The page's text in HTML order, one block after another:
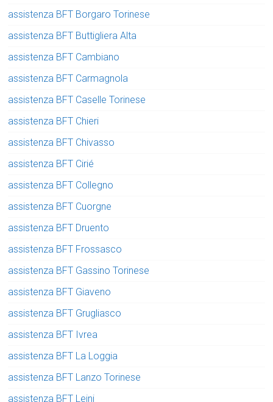
assistenza BFT Borgaro Torinese
assistenza BFT Buttigliera Alta
assistenza BFT Cambiano
assistenza BFT Carmagnola
assistenza BFT Caselle Torinese
assistenza BFT Chieri
assistenza BFT Chivasso
assistenza BFT Cirié
assistenza BFT Collegno
assistenza BFT Cuorgne
assistenza BFT Druento
assistenza BFT Frossasco
assistenza BFT Gassino Torinese
assistenza BFT Giaveno
assistenza BFT Grugliasco
assistenza BFT Ivrea
assistenza BFT La Loggia
assistenza BFT Lanzo Torinese
assistenza BFT Leini